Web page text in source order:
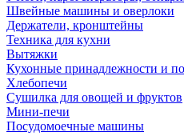
Швейные машины и оверлоки
Держатели, кронштейны
Техника для кухни
Вытяжки
Кухонные принадлежности и
Хлебопечи
Сушилка для овощей и фруктов
Мини-печи
Посудомоечные машины